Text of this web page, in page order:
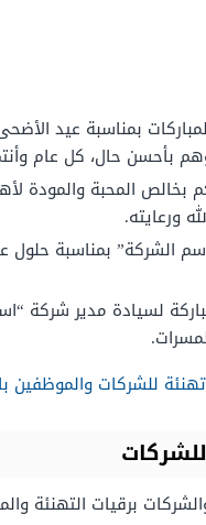
بمناسبة عيد
بأحسن حال، كل عام
بخالص المحبة والمودة
ورعايته.
الشركة” بمناسبة
لسيادة مدير شركة
للشركات والموظفين
برقيات التهنئة